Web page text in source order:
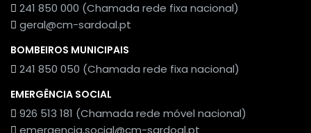
241 850 000 (Chamada rede fixa nacional)
geral@cm-sardoal.pt
BOMBEIROS MUNICIPAIS
241 850 050 (Chamada rede fixa nacional)
EMERGÊNCIA SOCIAL
926 513 181 (Chamada rede móvel nacional)
emergencia.social@cm-sardoal.pt